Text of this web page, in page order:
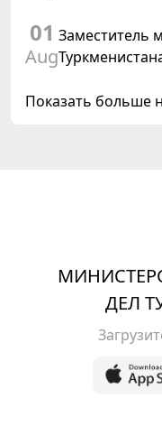
01
Aug
Заместитель
Показать больше
ДЕЛ